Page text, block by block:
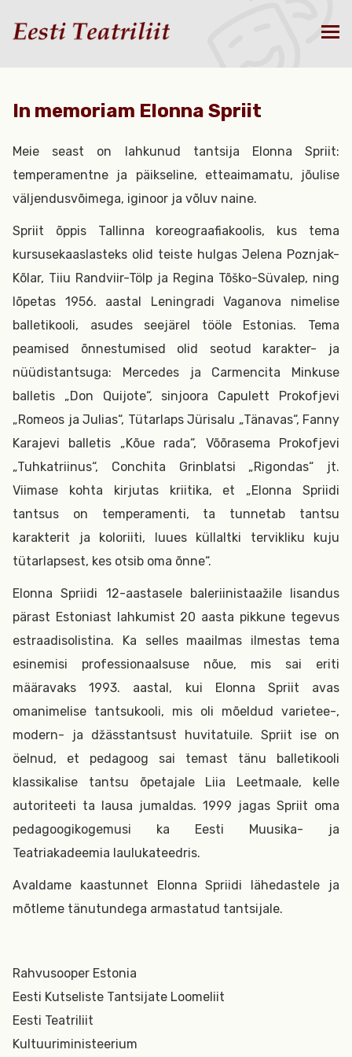
In memoriam Elonna Spriit
Meie seast on lahkunud tantsija Elonna Spriit:
temperamentne ja päikseline, etteaimamatu, jõulise
väljendusvõimega, iginoor ja võluv naine.
Spriit õppis Tallinna koreograafiakoolis, kus tema
kursusekaaslasteks olid teiste hulgas Jelena Poznjak-
Kõlar, Tiiu Randviir-Tölp ja Regina Tõško-Süvalep, ning
lõpetas 1956. aastal Leningradi Vaganova nimelise
balletikooli, asudes seejärel tööle Estonias. Tema
peamised õnnestumised olid seotud karakter- ja
nüüdistantsuga: Mercedes ja Carmencita Minkuse
balletis „Don Quijote“, sinjoora Capulett Prokofjevi
„Romeos ja Julias“, Tütarlaps Jürisalu „Tänavas“, Fanny
Karajevi balletis „Kõue rada“, Võõrasema Prokofjevi
„Tuhkatriinus“, Conchita Grinblatsi „Rigondas“ jt.
Viimase kohta kirjutas kriitika, et „Elonna Spriidi
tantsus on temperamenti, ta tunnetab tantsu
karakterit ja koloriiti, luues küllaltki tervikliku kuju
tütarlapsest, kes otsib oma õnne“.
Elonna Spriidi 12-aastasele baleriinistaažile lisandus
pärast Estoniast lahkumist 20 aasta pikkune tegevus
estraadisolistina. Ka selles maailmas ilmestas tema
esinemisi professionaalsuse nõue, mis sai eriti
määravaks 1993. aastal, kui Elonna Spriit avas
omanimelise tantsukooli, mis oli mõeldud varietee-,
modern- ja džässtantsust huvitatuile. Spriit ise on
öelnud, et pedagoog sai temast tänu balletikooli
klassikalise tantsu õpetajale Liia Leetmaale, kelle
autoriteeti ta lausa jumaldas. 1999 jagas Spriit oma
pedagoogikogemusi ka Eesti Muusika- ja
Teatriakadeemia laulukateedris.
Avaldame kaastunnet Elonna Spriidi lähedastele ja
mõtleme tänutundega armastatud tantsijale.
Rahvusooper Estonia
Eesti Kutseliste Tantsijate Loomeliit
Eesti Teatriliit
Kultuuriministeerium